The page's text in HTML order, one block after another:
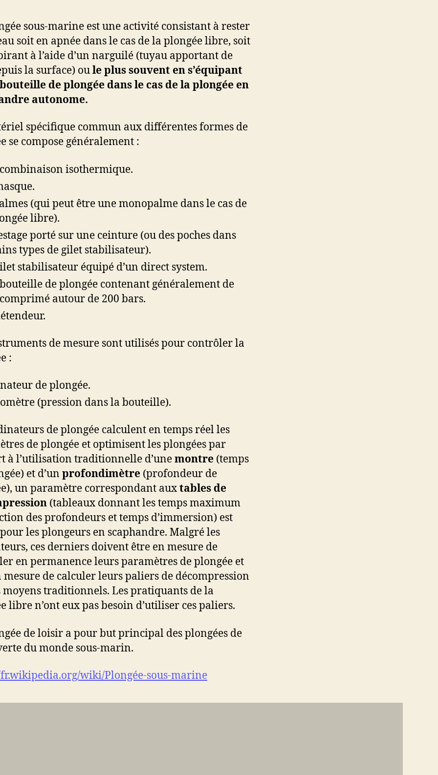
sous-marine est une activité consistant à rester
soit en apnée dans le cas de la plongée libre, soit
à l’aide d’un narguilé (tuyau apportant de
la surface) oule plus souvent en s’équipant
de plongée dans le cas de la plongée en
autonome.
spécifique commun aux différentes formes de
se compose généralement :
isothermique.
(qui peut être une monopalme dans le cas de
libre).
porté sur une ceinture (ou des poches dans
types de gilet stabilisateur).
stabilisateur équipé d’un direct system.
de plongée contenant généralement de
autour de 200 bars.
de mesure sont utilisés pour contrôler la
:
de plongée.
(pression dans la bouteille).
de plongée calculent en temps réel les
de plongée et optimisent les plongées par
à l’utilisation traditionnelle d’unemontre (temps
et d’un profondimètre (profondeur de
un paramètre correspondant auxtables de
(tableaux donnant les temps maximum
des profondeurs et temps d’immersion) est
les plongeurs en scaphandre. Malgré les
ces derniers doivent être en mesure de
en permanence leurs paramètres de plongée et
mesure de calculer leurs paliers de décompression
moyens traditionnels. Les pratiquants de la
libre n’ont eux pas besoin d’utiliser ces paliers.
de loisir a pour but principal des plongées de
du monde sous-marin.
wiki/Plongée-sous-marine